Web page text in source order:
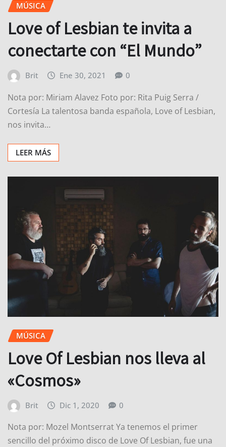
MÚSICA
Love of Lesbian te invita a
conectarte con “El Mundo”
Brit Ene 30, 2021 0
Nota por: Miriam Alavez Foto por: Rita Puig Serra /
Cortesía La talentosa banda española, Love of Lesbian,
nos invita…
LEER MÁS
MÚSICA
Love Of Lesbian nos lleva al
«Cosmos»
Brit Dic 1, 2020 0
Nota por: Mozel Montserrat Ya tenemos el primer
sencillo del próximo disco de Love Of Lesbian, fue una